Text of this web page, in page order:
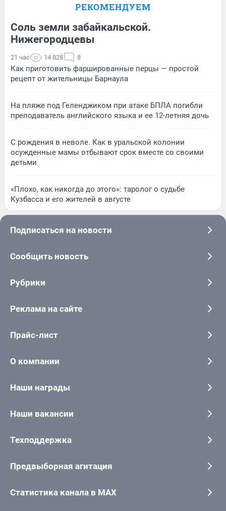
РЕКОМЕНДУЕМ
Соль земли забайкальской.
Нижегородцевы
21 час 14 828 8
Как приготовить фаршированные перцы — простой
рецепт от жительницы Барнаула
На пляже под Геленджиком при атаке БПЛА погибли
преподаватель английского языка и ее 12-летняя дочь
С рождения в неволе. Как в уральской колонии
осужденные мамы отбывают срок вместе со своими
детьми
«Плохо, как никогда до этого»: таролог о судьбе
Кузбасса и его жителей в августе
Подписаться на новости
Сообщить новость
Рубрики
Реклама на сайте
Прайс-лист
О компании
Наши награды
Наши вакансии
Техподдержка
Предвыборная агитация
Статистика канала в MAX